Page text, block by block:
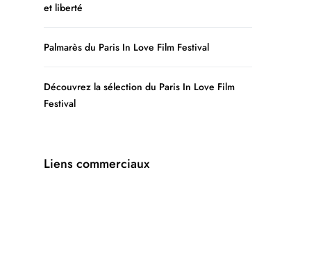
et liberté
Palmarès du Paris In Love Film Festival
Découvrez la sélection du Paris In Love Film
Festival
Liens commerciaux